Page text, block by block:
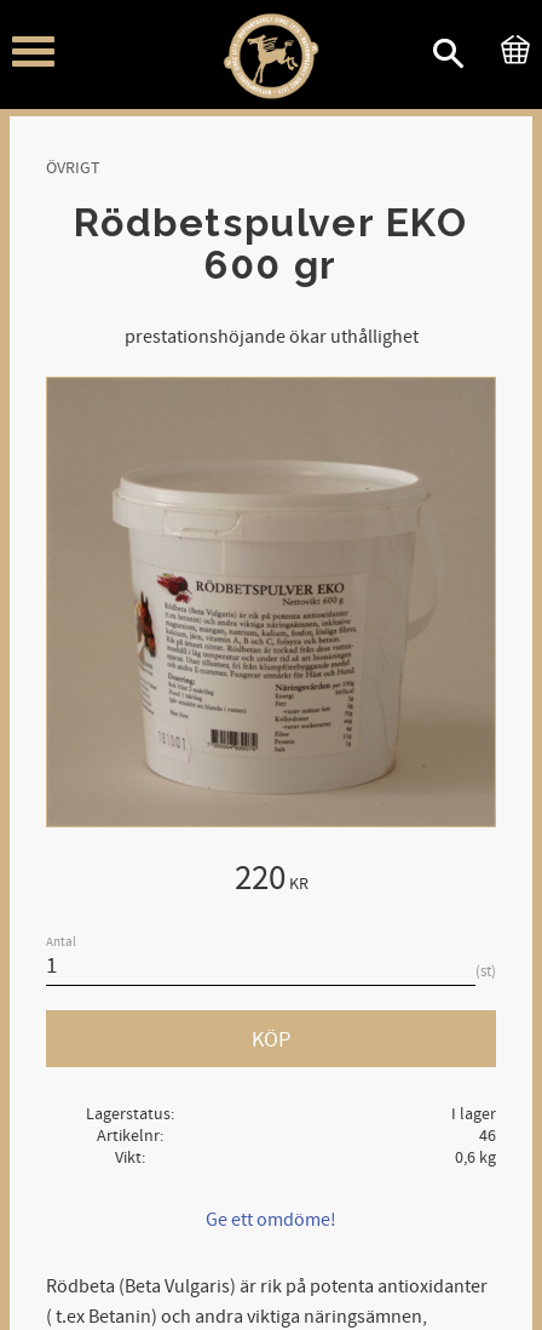
Meny
ÖVRIGT
Rödbetspulver EKO
600 gr
prestationshöjande ökar uthållighet
220KR
Antal
st
KÖP
Lagerstatus
I lager
Artikelnr
46
Vikt
0,6 kg
Ge ett omdöme!
Rödbeta (Beta Vulgaris) är rik på potenta antioxidanter
( t.ex Betanin) och andra viktiga näringsämnen,